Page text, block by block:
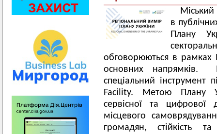
Міський
в
Плану
обговорюються в рамках
основних напрямків.
спеціальний інструмент
Facility. Метою Плану
сервісної та
місцевого
громадян, стійкість